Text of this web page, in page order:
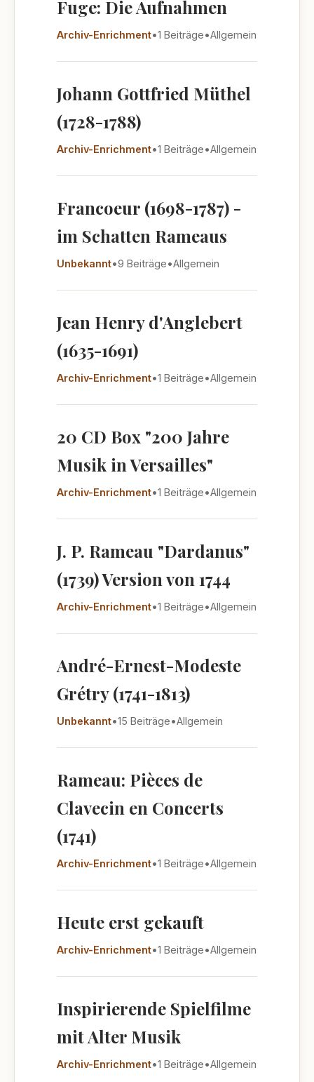
Fuge: Die Aufnahmen
Archiv-Enrichment•1 Beiträge•Allgemein
Johann Gottfried Müthel
(1728-1788)
Archiv-Enrichment•1 Beiträge•Allgemein
Francoeur (1698-1787) -
im Schatten Rameaus
Unbekannt•9 Beiträge•Allgemein
Jean Henry d'Anglebert
(1635-1691)
Archiv-Enrichment•1 Beiträge•Allgemein
20 CD Box "200 Jahre
Musik in Versailles"
Archiv-Enrichment•1 Beiträge•Allgemein
J. P. Rameau "Dardanus"
(1739) Version von 1744
Archiv-Enrichment•1 Beiträge•Allgemein
André-Ernest-Modeste
Grétry (1741-1813)
Unbekannt•15 Beiträge•Allgemein
Rameau: Pièces de
Clavecin en Concerts
(1741)
Archiv-Enrichment•1 Beiträge•Allgemein
Heute erst gekauft
Archiv-Enrichment•1 Beiträge•Allgemein
Inspirierende Spielfilme
mit Alter Musik
Archiv-Enrichment•1 Beiträge•Allgemein